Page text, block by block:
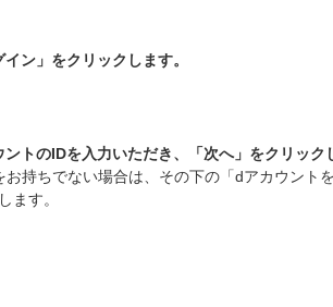
ン」をクリックします。
トのIDを入力いただき、「次へ」をクリック
持ちでない場合は、その下の「dアカウント
ます。